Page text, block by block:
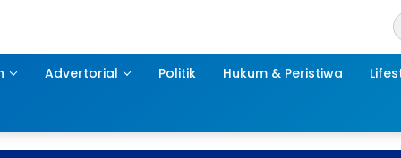
Advertorial Politik Hukum & Peristiwa